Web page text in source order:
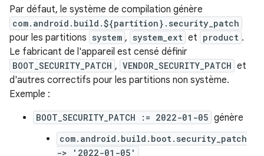
Par défaut, le système de compilation génère
com.android.build.${partition}.security_patch
pour les partitions system , system_ext et product .
Le fabricant de l'appareil est censé définir
BOOT_SECURITY_PATCH , VENDOR_SECURITY_PATCH et
d'autres correctifs pour les partitions non système.
Exemple :
BOOT_SECURITY_PATCH := 2022-01-05 génère
com.android.build.boot.security_patch
-> '2022-01-05'